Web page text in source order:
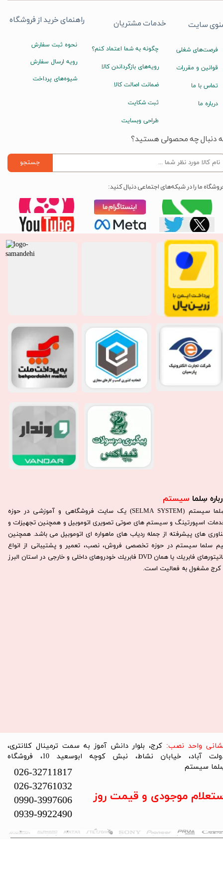
سِلما سیستم​​​​​​​
سِلما سيستم (SELMA SYSTEM) یک سایت فروشگاهی و آموزشی در حوزه
اسپورتینگ و سیستم های صوتی تصویری اتوموبیل و همچنین تجهیزات و
های پیشرفته از جمله ردیاب های ماهواره ای اتوموبیل می باشد. همچنين
سلما سيستم در حوزه تخصصی فروش، نصب، تعمير و پشتيبانی از انواع
مانيتورهای فابريك يا همان DVD فابريك خودروهای داخلی و خارجی در استان البرز
كرج مشغول به فعاليت است.​​​​​​​
راهنمای خرید از فروشگاه
نحوه ثبت سفارش
رویه ارسال سفارش
شیوه‌های پرداخت
خدمات مشتریان
چگونه به شما اعتماد کنم؟
رویه‌های بازگرداندن کالا
ضمانت اصالت کالا
ثبت شکایت
طراحی وبسایت
سایت
فرصت‌های شغلی
قوانین و مقررات
تماس با ما
درباره ما
دنبال چه محصولی هستید؟
جستجو
ما را در شبکه‌های اجتماعی دنبال کنید:
تمام حقوق این سایت متعلق به فروشگاه سلما سیستم می‌باشد.
واحد نصب: کرج، بلوار دانش آموز به سمت ترمینال کلانتری،
دولت آباد، خیابان نشاط، نبش کوچه ابوسعید 10، فروشگاه
سیستم​​​​​​​
026-32711817
026-32761032
0990-3997606
0939-9922490
موجودی و قیمت روز